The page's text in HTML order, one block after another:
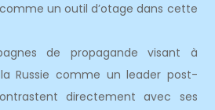
un outil d’otage dans cette
de propagande visant à
Russie comme un leader post-
directement avec ses